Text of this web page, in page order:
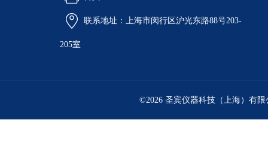
联系地址：上海市闵行区沪光东路88号203-
205室
©2026 圣宾仪器科技（上海）有